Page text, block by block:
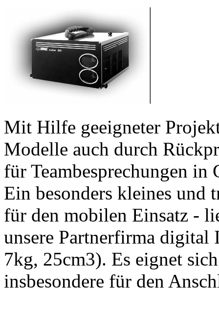
Mit Hilfe geeigneter
Modelle auch durch
für Teambesprechungen
Ein besonders kleines und
für den mobilen Einsatz -
unsere Partnerfirma
7kg, 25cm3). Es eignet sich
insbesondere für den